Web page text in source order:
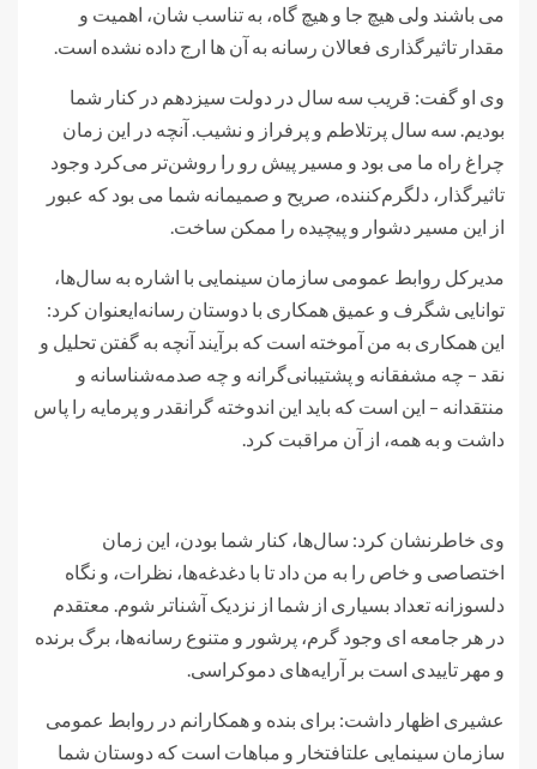
می باشند ولی هیچ جا و هیچ گاه، به تناسب شان، اهمیت و
مقدار تاثیرگذاری فعالان رسانه به آن ها ارج داده نشده است.
وی او گفت: قریب سه سال در دولت سیزدهم در کنار شما
بودیم. سه سال پرتلاطم و پرفراز و نشیب. آنچه در این زمان
چراغ راه ما می بود و مسیر پیش رو را روشن‌تر می‌کرد وجود
تاثیرگذار، دلگرم‌کننده، صریح و صمیمانه شما می بود که عبور
از این مسیر دشوار و پیچیده را ممکن ساخت.
مدیرکل روابط عمومی سازمان سینمایی با اشاره به سال‌ها،
توانایی شگرف و عمیق همکاری با دوستان رسانه‌ایعنوان کرد:
این همکاری به من آموخته است که برآیند آنچه به گفتن تحلیل و
نقد – چه مشفقانه و پشتیبانی‌گرانه و چه صدمه‌شناسانه و
منتقدانه – این است که باید این اندوخته گرانقدر و پرمایه را پاس
داشت و به همه، از آن مراقبت کرد.
وی خاطرنشان کرد: سال‌ها، کنار شما بودن، این زمان
اختصاصی و خاص را به من داد تا با دغدغه‌ها، نظرات، و نگاه
دلسوزانه تعداد بسیاری از شما از نزدیک آشناتر شوم. معتقدم
در هر جامعه ای وجود گرم، پرشور و متنوع رسانه‌ها، برگ برنده
و مهر تاییدی است بر آرایه‌های دموکراسی.
عشیری اظهار داشت: برای بنده و همکارانم در روابط عمومی
سازمان سینمایی علتافتخار و مباهات است که دوستان شما